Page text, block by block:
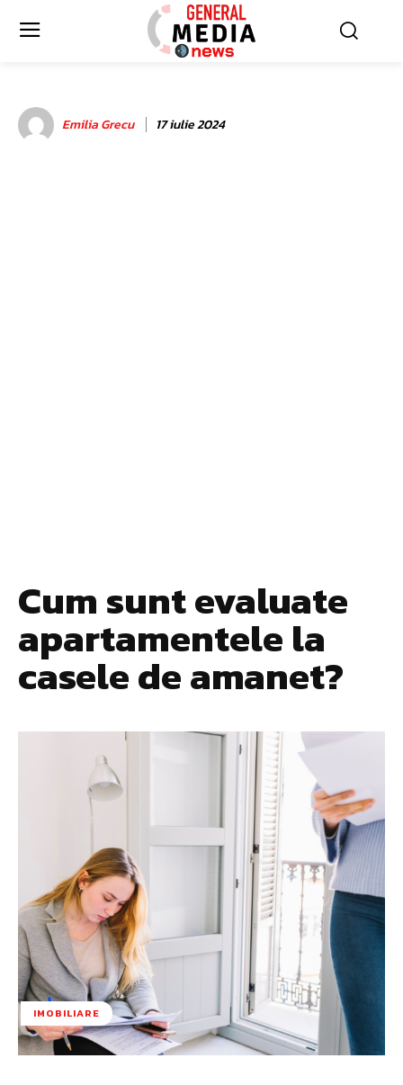
Emilia Grecu 17 iulie 2024
Cum sunt evaluate
apartamentele la
casele de amanet?
IMOBILIARE